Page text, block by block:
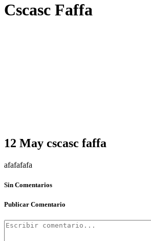
Cscasc Faffa
12 May cscasc faffa
afafafafa
Sin Comentarios
Publicar Comentario